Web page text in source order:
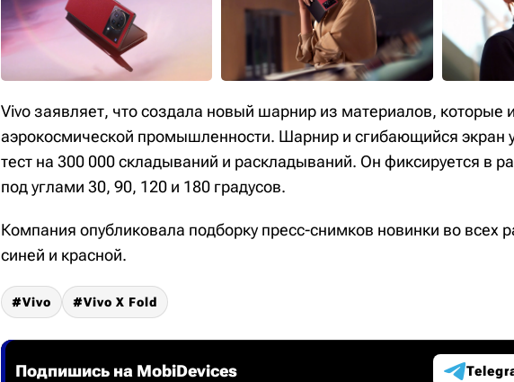
Vivo заявляет, что создала новый шарнир из материалов, которые
аэрокосмической промышленности. Шарнир и сгибающийся экран
тест на 300 000 складываний и раскладываний. Он фиксируется в
под углами 30, 90, 120 и 180 градусов.
Компания опубликовала подборку пресс-снимков новинки во всех
синей и красной.
Vivo Vivo X Fold
Подпишись на MobiDevices